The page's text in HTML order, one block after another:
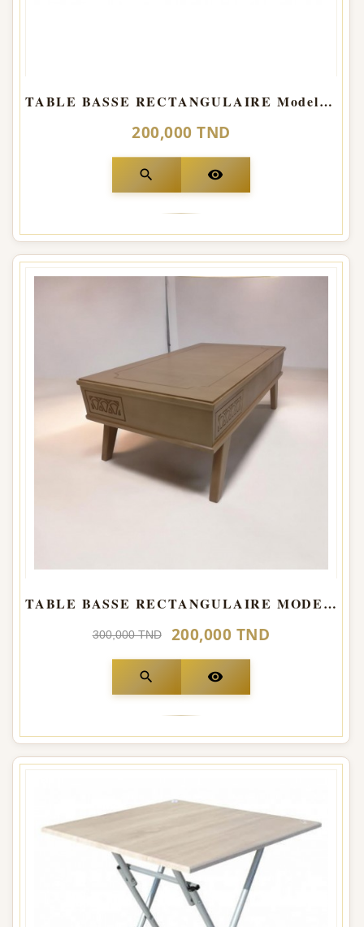
TABLE BASSE RECTANGULAIRE Model Droite
200,000 TND
search visibility
TABLE BASSE RECTANGULAIRE MODEL PANCHE
300,000 TND 200,000 TND
search visibility